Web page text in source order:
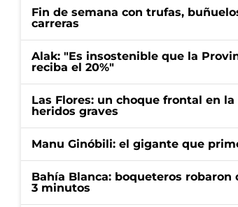
Fin de semana con trufas,
carreras
Alak: "Es insostenible que la
reciba el 20%"
Las Flores: un choque frontal en
heridos graves
Manu Ginóbili: el gigante que
Bahía Blanca: boqueteros
3 minutos